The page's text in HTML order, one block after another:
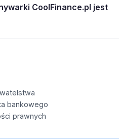
CoolFinance.pl jest
bankowego
prawnych